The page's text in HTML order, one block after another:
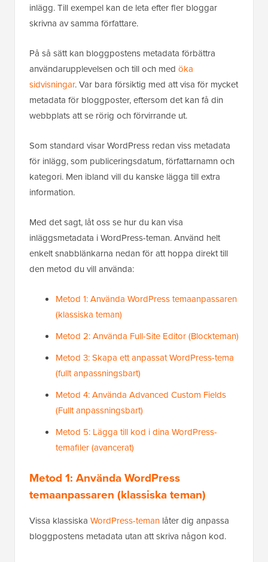
inlägg. Till exempel kan de leta efter fler bloggar
skrivna av samma författare.
På så sätt kan bloggpostens metadata förbättra
användarupplevelsen och till och med öka
sidvisningar. Var bara försiktig med att visa för mycket
metadata för bloggposter, eftersom det kan få din
webbplats att se rörig och förvirrande ut.
Som standard visar WordPress redan viss metadata
för inlägg, som publiceringsdatum, författarnamn och
kategori. Men ibland vill du kanske lägga till extra
information.
Med det sagt, låt oss se hur du kan visa
inläggsmetadata i WordPress-teman. Använd helt
enkelt snabblänkarna nedan för att hoppa direkt till
den metod du vill använda:
Metod 1: Använda WordPress temaanpassaren
(klassiska teman)
Metod 2: Använda Full-Site Editor (Blockteman)
Metod 3: Skapa ett anpassat WordPress-tema
(fullt anpassningsbart)
Metod 4: Använda Advanced Custom Fields
(Fullt anpassningsbart)
Metod 5: Lägga till kod i dina WordPress-
temafiler (avancerat)
Metod 1: Använda WordPress
temaanpassaren (klassiska teman)
Vissa klassiska WordPress-teman låter dig anpassa
bloggpostens metadata utan att skriva någon kod.